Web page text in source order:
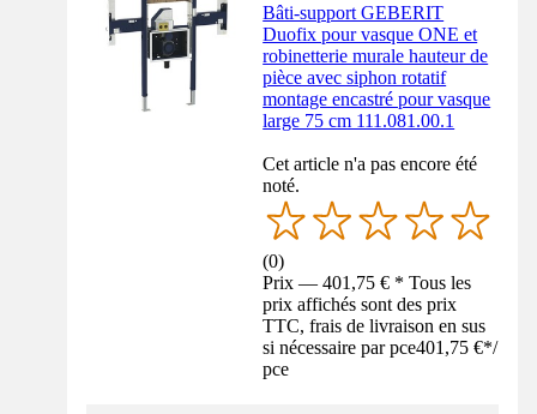
Bâti-support GEBERIT
Duofix pour vasque ONE et
robinetterie murale hauteur de
pièce avec siphon rotatif
montage encastré pour vasque
large 75 cm 111.081.00.1
Cet article n'a pas encore été
noté.
(0)
Prix — 401,75 € * Tous les
prix affichés sont des prix
TTC, frais de livraison en sus
si nécessaire par pce401,75 €*/
pce